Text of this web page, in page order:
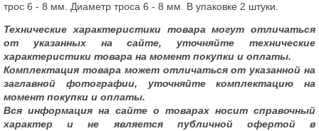
трос 6 - 8 мм. Диаметр троса 6 - 8 мм. В упаковке 2 штуки.
Технические характеристики товара могут отличаться
от указанных на сайте, уточняйте технические
характеристики товара на момент покупки и оплаты.
Комплектация товара может отличаться от указанной на
заглавной фотографии, уточняйте комплектацию на
момент покупки и оплаты.
Вся информация на сайте о товарах носит справочный
характер и не является публичной офертой в